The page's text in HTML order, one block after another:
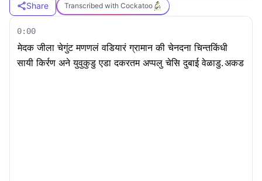
Share Transcribed with Cockatoo
0:00
मेदक जीला चेगुंट मणणलं वडियारं ग्रामान की चेनदना चिन्तकिंधी
सायी किर्रण अने युवुकुडु एडा दकरतम अप्पलु चेसि दुबाई वेळाडु.अकड